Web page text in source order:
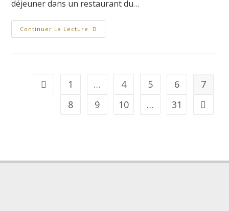
déjeuner dans un restaurant du…
Continuer La Lecture
1 … 4 5 6
7
8
9 10 … 31